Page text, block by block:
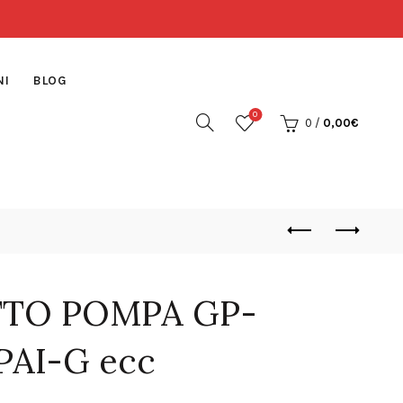
BLOG
0
0 / 0,00€
POMPA GP-
G ecc